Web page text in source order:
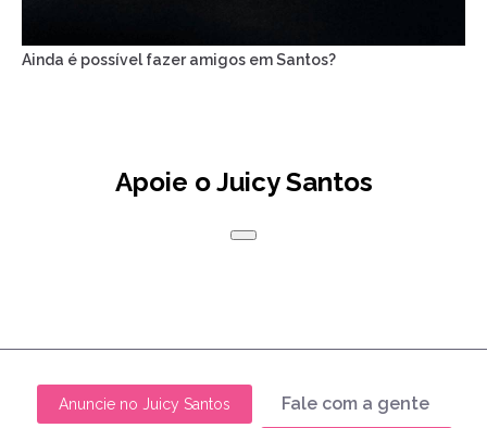
Ainda é possível fazer amigos em Santos?
Apoie o Juicy Santos
Anuncie no Juicy Santos Fale com a gente